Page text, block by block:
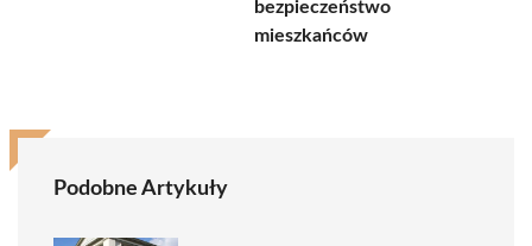
bezpieczeństwo
mieszkańców
Podobne Artykuły